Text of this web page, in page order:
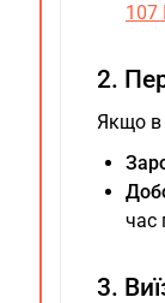
107
2.
Якщо в
час
3.